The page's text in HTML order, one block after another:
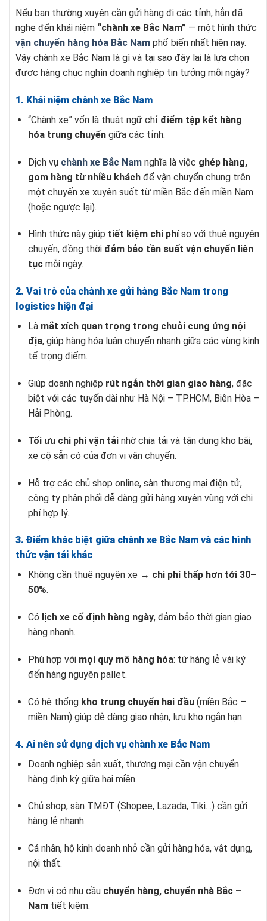
Nếu bạn thường xuyên cần gửi hàng đi các tỉnh, hẳn đã
nghe đến khái niệm “chành xe Bắc Nam” — một hình thức
vận chuyển hàng hóa Bắc Nam phổ biến nhất hiện nay.
Vậy chành xe Bắc Nam là gì và tại sao đây lại là lựa chọn
được hàng chục nghìn doanh nghiệp tin tưởng mỗi ngày?
1. Khái niệm chành xe Bắc Nam
“Chành xe” vốn là thuật ngữ chỉ điểm tập kết hàng
hóa trung chuyểngiữa các tỉnh.
Dịch vụ chành xe Bắc Namnghĩa là việc ghép hàng,
gom hàng từ nhiều kháchđể vận chuyển chung trên
một chuyến xe xuyên suốt từ miền Bắc đến miền Nam
(hoặc ngược lại).
Hình thức này giúp tiết kiệm chi phíso với thuê nguyên
chuyến, đồng thời đảm bảo tần suất vận chuyển liên
tụcmỗi ngày.
2. Vai trò của chành xe gửi hàng Bắc Nam trong
logistics hiện đại
Là mắt xích quan trọng trong chuỗi cung ứng nội
địa, giúp hàng hóa luân chuyển nhanh giữa các vùng kinh
tế trọng điểm.
Giúp doanh nghiệp rút ngắn thời gian giao hàng, đặc
biệt với các tuyến dài như Hà Nội – TP.HCM, Biên Hòa –
Hải Phòng.
Tối ưu chi phí vận tảinhờ chia tải và tận dụng kho bãi,
xe cộ sẵn có của đơn vị vận chuyển.
Hỗ trợ các chủ shop online, sàn thương mại điện tử,
công ty phân phối dễ dàng gửi hàng xuyên vùng với chi
phí hợp lý.
3. Điểm khác biệt giữa chành xe Bắc Nam và các hình
thức vận tải khác
Không cần thuê nguyên xe → chi phí thấp hơn tới 30–
50%.
Có lịch xe cố định hàng ngày, đảm bảo thời gian giao
hàng nhanh.
Phù hợp với mọi quy mô hàng hóa: từ hàng lẻ vài ký
đến hàng nguyên pallet.
Có hệ thống kho trung chuyển hai đầu(miền Bắc –
miền Nam) giúp dễ dàng giao nhận, lưu kho ngắn hạn.
4. Ai nên sử dụng dịch vụ chành xe Bắc Nam
Doanh nghiệp sản xuất, thương mại cần vận chuyển
hàng định kỳ giữa hai miền.
Chủ shop, sàn TMĐT (Shopee, Lazada, Tiki…) cần gửi
hàng lẻ nhanh.
Cá nhân, hộ kinh doanh nhỏ cần gửi hàng hóa, vật dụng,
nội thất.
Đơn vị có nhu cầu chuyển hàng, chuyển nhà Bắc –
Namtiết kiệm.